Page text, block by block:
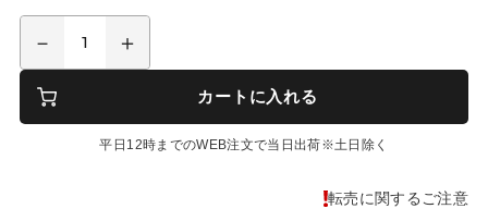
カートに入れる
平日12時までのWEB注文で当日出荷※土日除く
転売に関するご注意